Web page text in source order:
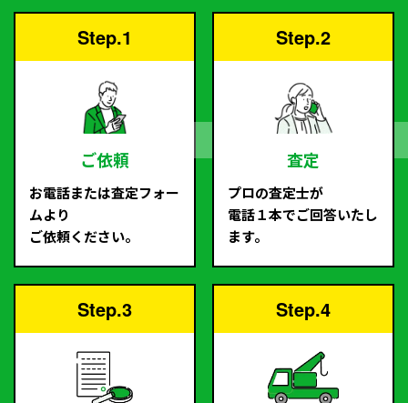
Step.1
ご依頼
お電話または査定フォー
ムより
ご依頼ください。
Step.2
査定
プロの査定士が
電話１本でご回答いたし
ます。
Step.3 Step.4